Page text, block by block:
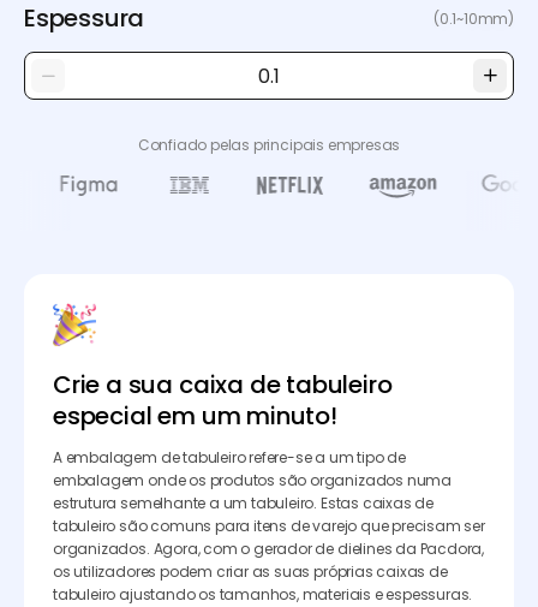
Espessura (0.1~10mm)
Confiado pelas principais empresas
Crie a sua caixa de tabuleiro
especial em um minuto!
A embalagem de tabuleiro refere-se a um tipo de
embalagem onde os produtos são organizados numa
estrutura semelhante a um tabuleiro. Estas caixas de
tabuleiro são comuns para itens de varejo que precisam ser
organizados. Agora, com o gerador de dielines da Pacdora,
os utilizadores podem criar as suas próprias caixas de
tabuleiro ajustando os tamanhos, materiais e espessuras.